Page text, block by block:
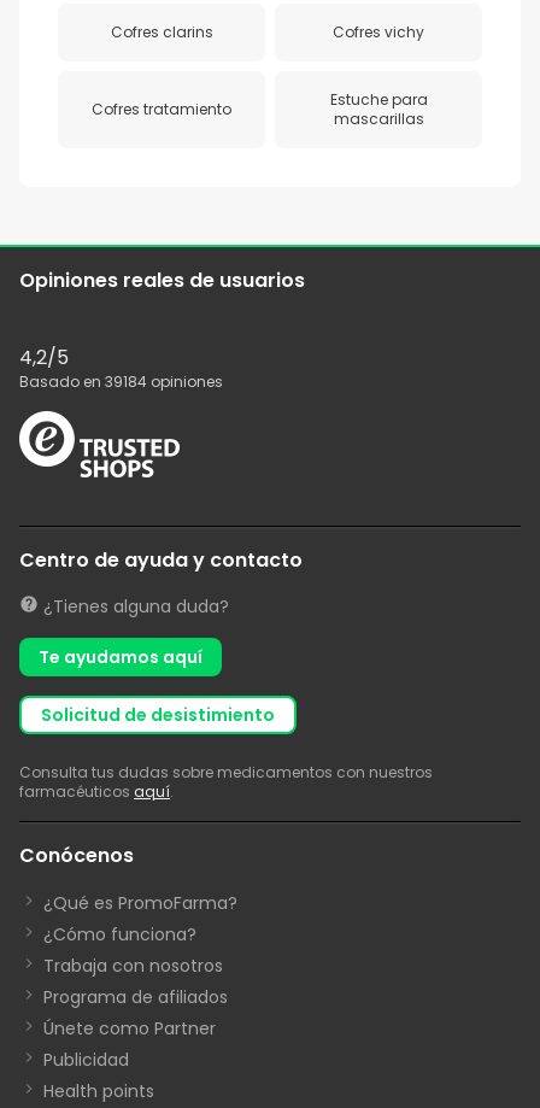
Cofres clarins Cofres vichy
Cofres tratamiento
Estuche para
mascarillas
Opiniones reales de usuarios
4,2/5
Basado en 39184 opiniones
Centro de ayuda y contacto
¿Tienes alguna duda?
Te ayudamos aquí
solicitud de desistimiento
Consulta tus dudas sobre medicamentos con nuestros
farmacéuticos aquí.
Conócenos
¿Qué es PromoFarma?
¿Cómo funciona?
Trabaja con nosotros
Programa de afiliados
Únete como Partner
Publicidad
Health points